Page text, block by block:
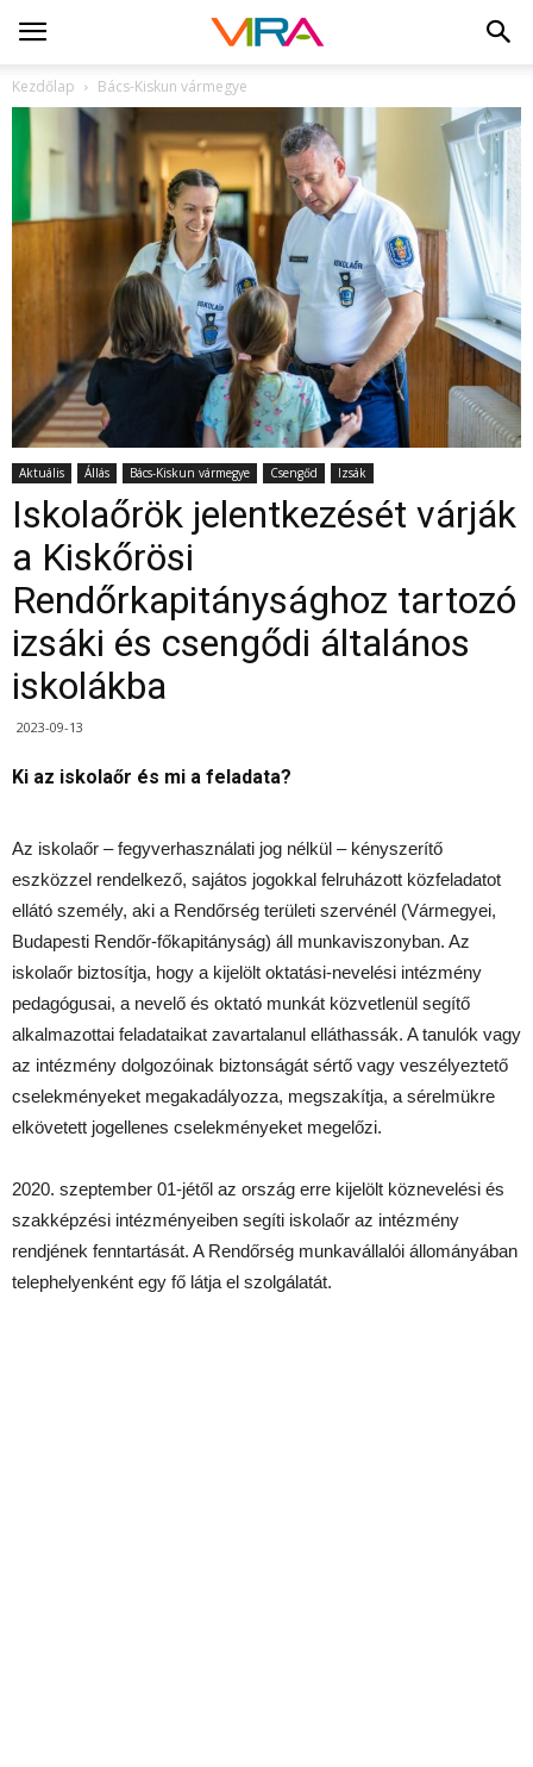
Kezdőlap Bács-Kiskun vármegye
Aktuális Állás Bács-Kiskun vármegye Csengőd Izsák
Iskolaőrök jelentkezését várják
a Kiskőrösi
Rendőrkapitánysághoz tartozó
izsáki és csengődi általános
iskolákba
2023-09-13
Ki az iskolaőr és mi a feladata?
Az iskolaőr – fegyverhasználati jog nélkül – kényszerítő
eszközzel rendelkező, sajátos jogokkal felruházott közfeladatot
ellátó személy, aki a Rendőrség területi szervénél (Vármegyei,
Budapesti Rendőr-főkapitányság) áll munkaviszonyban. Az
iskolaőr biztosítja, hogy a kijelölt oktatási-nevelési intézmény
pedagógusai, a nevelő és oktató munkát közvetlenül segítő
alkalmazottai feladataikat zavartalanul elláthassák. A tanulók vagy
az intézmény dolgozóinak biztonságát sértő vagy veszélyeztető
cselekményeket megakadályozza, megszakítja, a sérelmükre
elkövetett jogellenes cselekményeket megelőzi.
2020. szeptember 01-jétől az ország erre kijelölt köznevelési és
szakképzési intézményeiben segíti iskolaőr az intézmény
rendjének fenntartását. A Rendőrség munkavállalói állományában
telephelyenként egy fő látja el szolgálatát.